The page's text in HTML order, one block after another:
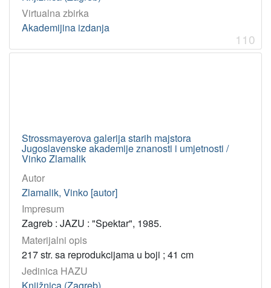
Virtualna zbirka
Akademijina izdanja
110
Strossmayerova galerija starih majstora
Jugoslavenske akademije znanosti i umjetnosti /
Vinko Zlamalik
Autor
Zlamalik, Vinko [autor]
Impresum
Zagreb : JAZU : "Spektar", 1985.
Materijalni opis
217 str. sa reprodukcijama u boji ; 41 cm
Jedinica HAZU
Knjižnica (Zagreb)